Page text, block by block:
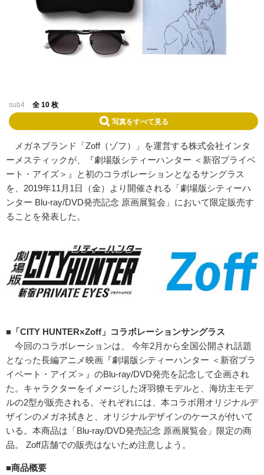
sub4 全 10 枚
写真をすべて見る
メガネブランド「Zoff（ゾフ）」を運営する株式会社インタ
ーメスティックが、『劇場版シティーハンター ＜新宿プライベ
ート・アイズ＞』と初のコラボレーションとなるサングラス
を、2019年11月1日（金）より開催される「劇場版シティーハ
ンター Blu-ray/DVD発売記念 原画展覧会」において限定販売す
ることを発表した。
■「CITY HUNTER×Zoff」コラボレーションサングラス
今回のコラボレーションは、 今年2月から全国公開され話題
となった長編アニメ映画『劇場版シティーハンター ＜新宿プラ
イベート・アイズ＞』のBlu-ray/DVD発売を記念して企画され
た。キャラクターをイメージした冴羽獠モデルと、海坊主モデ
ルの2型が販売される。それぞれには、本コラボ用オリジナルデ
ザインのメガネ拭きと、オリジナルデザインのケースが付いて
いる。本商品は「Blu-ray/DVD発売記念 原画展覧会」限定の商
品。 Zoff店舗での販売はないため注意しよう。
■商品概要